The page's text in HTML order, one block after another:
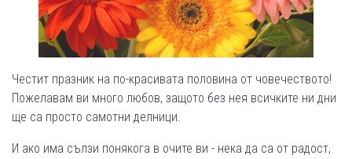
Честит празник на по-красивата половина от човечеството!
Пожелавам ви много любов, защото без нея всичките ни дни
ще са просто самотни делници.
И ако има сълзи понякога в очите ви - нека да са от радост,